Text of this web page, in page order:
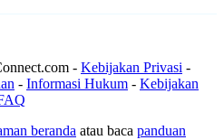
- Kebijakan Privasi -
- Informasi Hukum - Kebijakan
beranda atau baca panduan